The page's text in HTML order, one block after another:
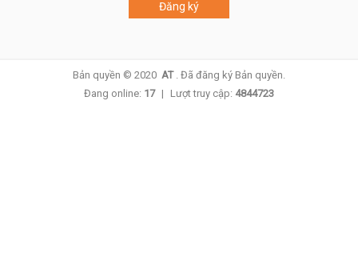
Bản quyền © 2020 AT. Đã đăng ký Bản quyền.
Đang online: 17 | Lượt truy cập: 4844723